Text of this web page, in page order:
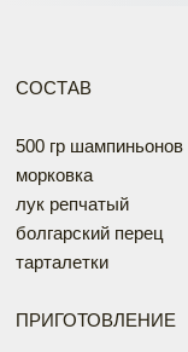
СОСТАВ
500 гр шампиньонов
морковка
лук репчатый
болгарский перец
тарталетки
ПРИГОТОВЛЕНИЕ